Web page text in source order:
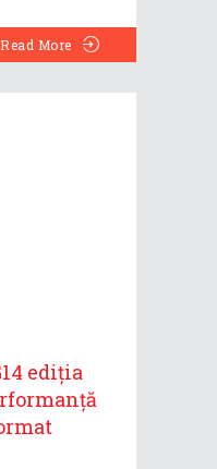
Read More
ediția